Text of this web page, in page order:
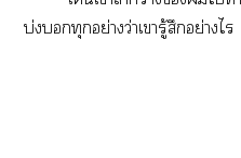
บ่งทุกอย่างว่าเารู้สึกอย่างไร